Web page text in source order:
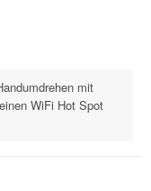
mit
WiFi Hot Spot